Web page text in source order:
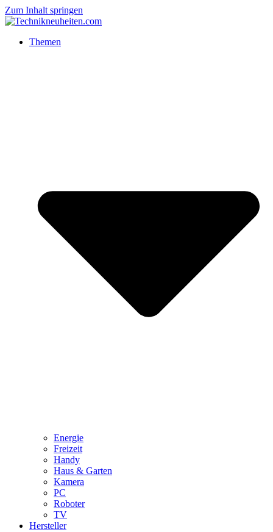
Zum Inhalt springen
Themen
Energie
Freizeit
Handy
Haus & Garten
Kamera
PC
Roboter
TV
Hersteller